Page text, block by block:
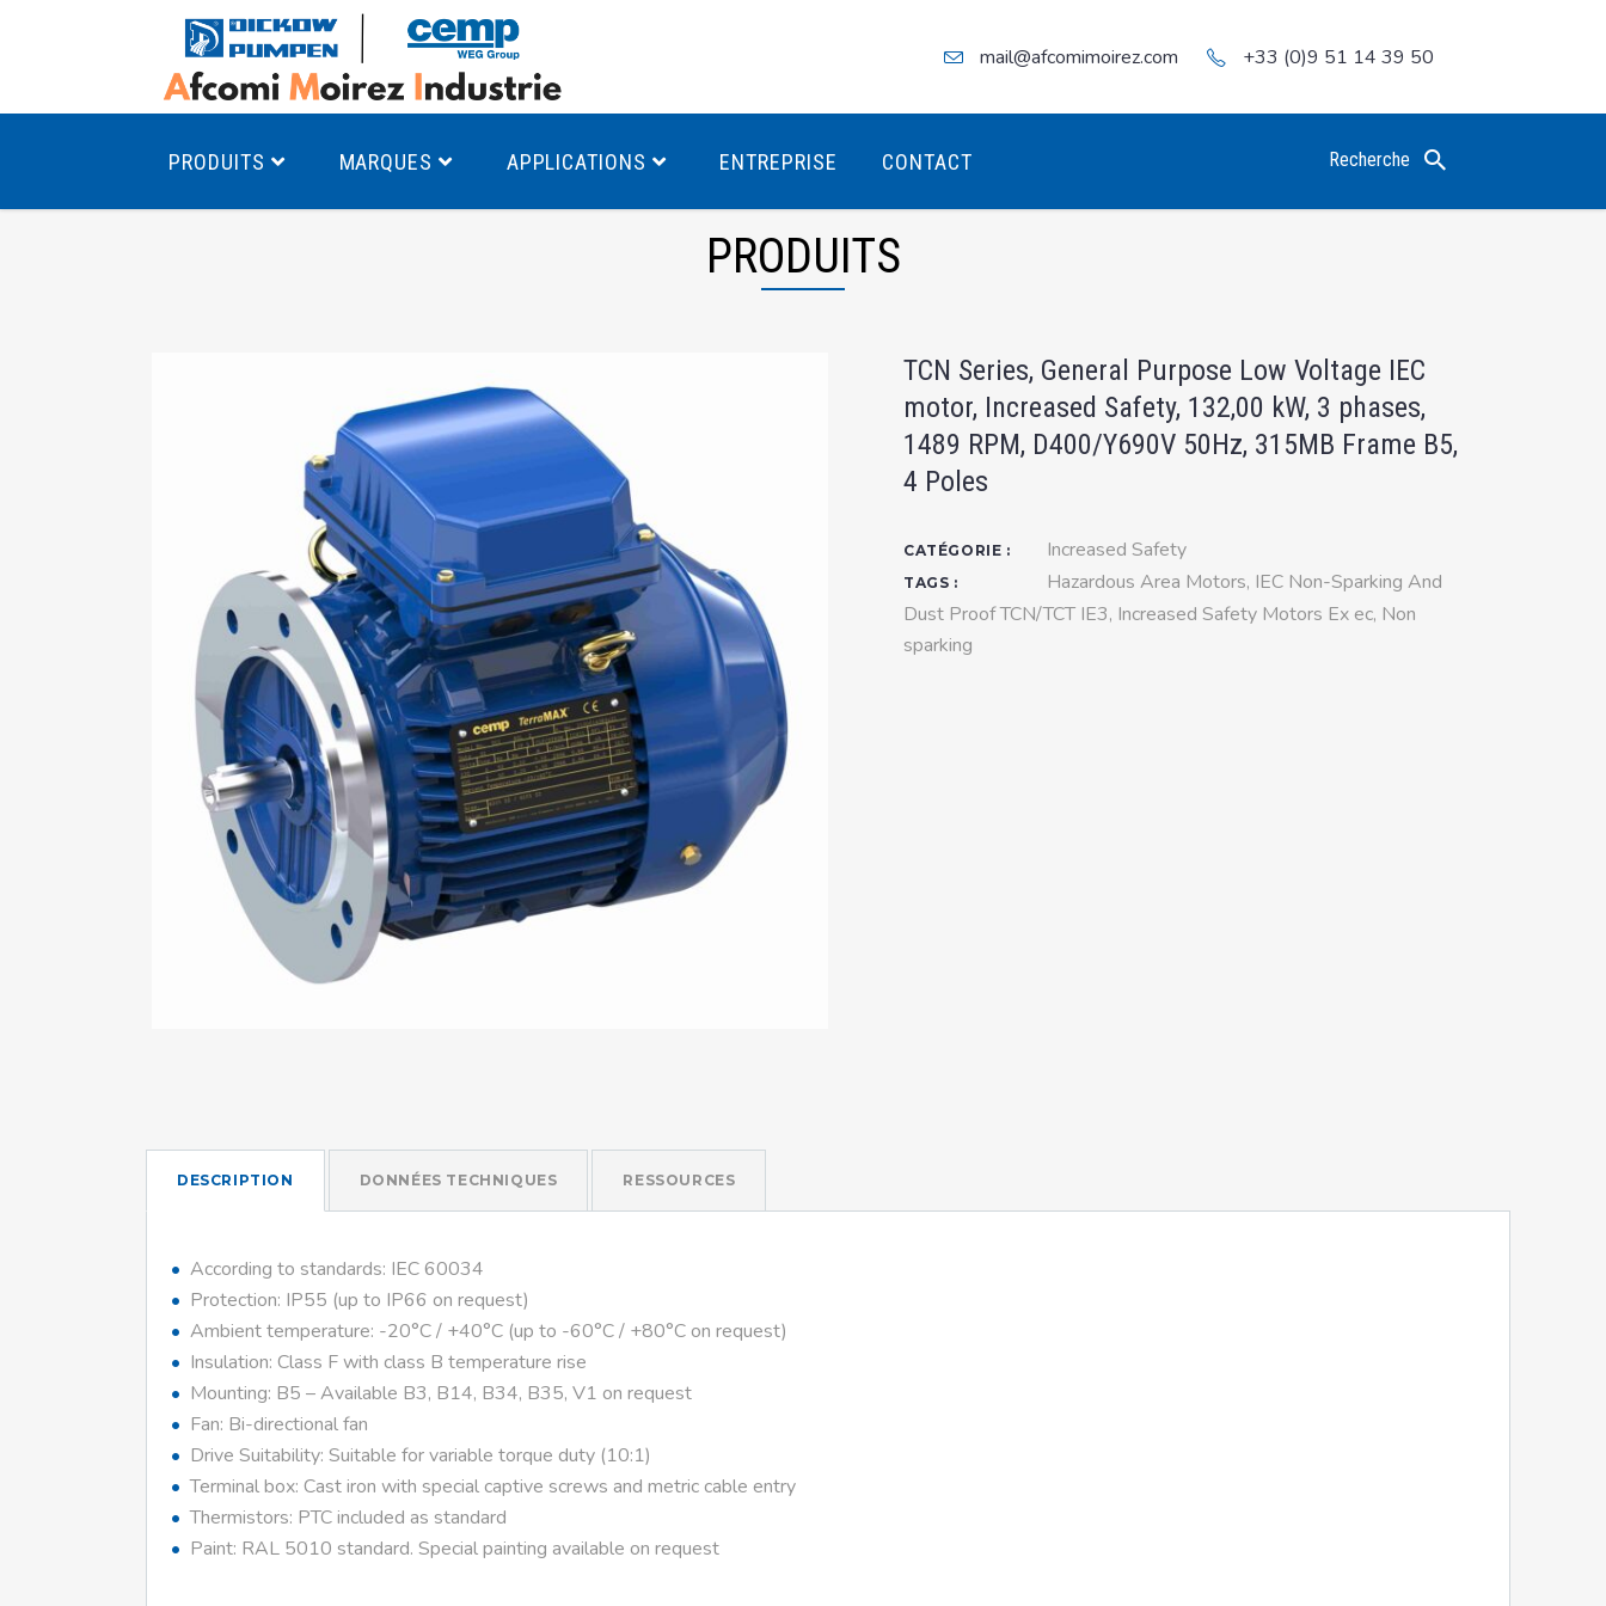
mail@afcomimoirez.com +33 (0)9 51 14 39 50
PRODUITS
Pompes multicellulaires
Pompes à engrenages
avec freins
Moteurs Antidéflagrants ÉCO T4
Moteurs Antidéflagrants ÉCO T3
Moteurs standards (non
Antidéflagrants)
Moteurs Antidéflagrants NEMA
(Normes Américaines)
MARQUES APPLICATIONS ENTREPRISE CONTACT Recherche
PRODUITS
TCN Series, General Purpose Low Voltage IEC
motor, Increased Safety, 132,00 kW, 3 phases,
1489 RPM, D400/Y690V 50Hz, 315MB Frame B5,
4 Poles
CATÉGORIE : Increased Safety
TAGS : Hazardous Area Motors, IEC Non-Sparking And
Dust Proof TCN/TCT IE3, Increased Safety Motors Ex ec, Non
sparking
DESCRIPTION DONNÉES TECHNIQUES RESSOURCES
According to standards: IEC 60034
Protection: IP55 (up to IP66 on request)
Ambient temperature: -20°C / +40°C (up to -60°C / +80°C on request)
Insulation: Class F with class B temperature rise
Mounting: B5 – Available B3, B14, B34, B35, V1 on request
Fan: Bi-directional fan
Drive Suitability: Suitable for variable torque duty (10:1)
Terminal box: Cast iron with special captive screws and metric cable entry
Thermistors: PTC included as standard
Paint: RAL 5010 standard. Special painting available on request